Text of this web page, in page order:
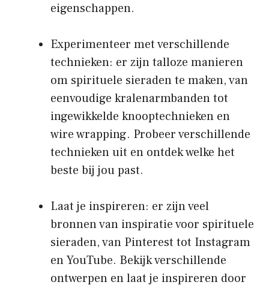
eigenschappen.
Experimenteer met verschillende
technieken: er zijn talloze manieren
om spirituele sieraden te maken, van
eenvoudige kralenarmbanden tot
ingewikkelde knooptechnieken en
wire wrapping. Probeer verschillende
technieken uit en ontdek welke het
beste bij jou past.
Laat je inspireren: er zijn veel
bronnen van inspiratie voor spirituele
sieraden, van Pinterest tot Instagram
en YouTube. Bekijk verschillende
ontwerpen en laat je inspireren door